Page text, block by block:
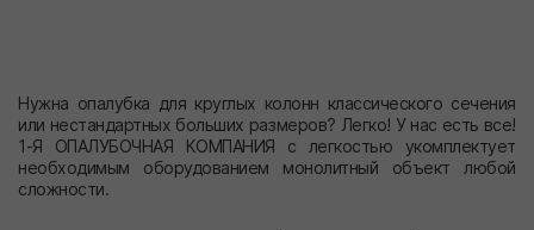
Нужна опалубка для круглых колонн классического сечения
или нестандартных больших размеров? Легко! У нас есть все!
1-Я ОПАЛУБОЧНАЯ КОМПАНИЯ с легкостью укомплектует
необходимым оборудованием монолитный объект любой
сложности.